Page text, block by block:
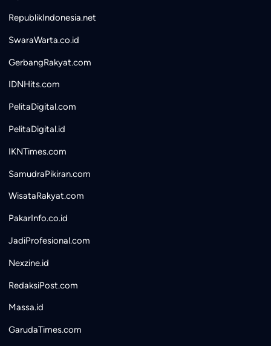
RepublikIndonesia.net
SwaraWarta.co.id
GerbangRakyat.com
IDNHits.com
PelitaDigital.com
PelitaDigital.id
IKNTimes.com
SamudraPikiran.com
WisataRakyat.com
PakarInfo.co.id
JadiProfesional.com
Nexzine.id
RedaksiPost.com
Massa.id
GarudaTimes.com